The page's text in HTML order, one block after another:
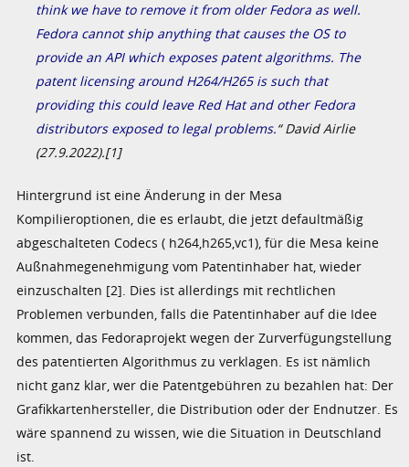
think we have to remove it from older Fedora as well.
Fedora cannot ship anything that causes the OS to
provide an API which exposes patent algorithms. The
patent licensing around H264/H265 is such that
providing this could leave Red Hat and other Fedora
distributors exposed to legal problems.“ David Airlie
(27.9.2022).[1]
Hintergrund ist eine Änderung in der Mesa
Kompilieroptionen, die es erlaubt, die jetzt defaultmäßig
abgeschalteten Codecs ( h264,h265,vc1), für die Mesa keine
Außnahmegenehmigung vom Patentinhaber hat, wieder
einzuschalten [2]. Dies ist allerdings mit rechtlichen
Problemen verbunden, falls die Patentinhaber auf die Idee
kommen, das Fedoraprojekt wegen der Zurverfügungstellung
des patentierten Algorithmus zu verklagen. Es ist nämlich
nicht ganz klar, wer die Patentgebühren zu bezahlen hat: Der
Grafikkartenhersteller, die Distribution oder der Endnutzer. Es
wäre spannend zu wissen, wie die Situation in Deutschland
ist.